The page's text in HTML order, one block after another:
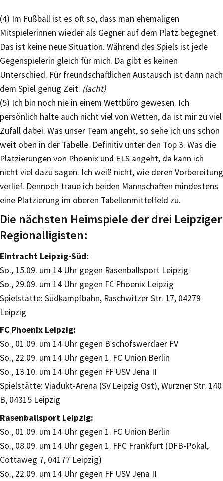
(4) Im Fußball ist es oft so, dass man ehemaligen
Mitspielerinnen wieder als Gegner auf dem Platz begegnet.
Das ist keine neue Situation. Während des Spiels ist jede
Gegenspielerin gleich für mich. Da gibt es keinen
Unterschied. Für freundschaftlichen Austausch ist dann nach
dem Spiel genug Zeit. (lacht)
(5) Ich bin noch nie in einem Wettbüro gewesen. Ich
persönlich halte auch nicht viel von Wetten, da ist mir zu viel
Zufall dabei. Was unser Team angeht, so sehe ich uns schon
weit oben in der Tabelle. Definitiv unter den Top 3. Was die
Platzierungen von Phoenix und ELS angeht, da kann ich
nicht viel dazu sagen. Ich weiß nicht, wie deren Vorbereitung
verlief. Dennoch traue ich beiden Mannschaften mindestens
eine Platzierung im oberen Tabellenmittelfeld zu.
Die nächsten Heimspiele der drei Leipziger
Regionalligisten:
Eintracht Leipzig-Süd:
So., 15.09. um 14 Uhr gegen Rasenballsport Leipzig
So., 29.09. um 14 Uhr gegen FC Phoenix Leipzig
Spielstätte: Südkampfbahn, Raschwitzer Str. 17, 04279
Leipzig
FC Phoenix Leipzig:
So., 01.09. um 14 Uhr gegen Bischofswerdaer FV
So., 22.09. um 14 Uhr gegen 1. FC Union Berlin
So., 13.10. um 14 Uhr gegen FF USV Jena II
Spielstätte: Viadukt-Arena (SV Leipzig Ost), Wurzner Str. 140
B, 04315 Leipzig
Rasenballsport Leipzig:
So., 01.09. um 14 Uhr gegen 1. FC Union Berlin
So., 08.09. um 14 Uhr gegen 1. FFC Frankfurt (DFB-Pokal,
Cottaweg 7, 04177 Leipzig)
So., 22.09. um 14 Uhr gegen FF USV Jena II